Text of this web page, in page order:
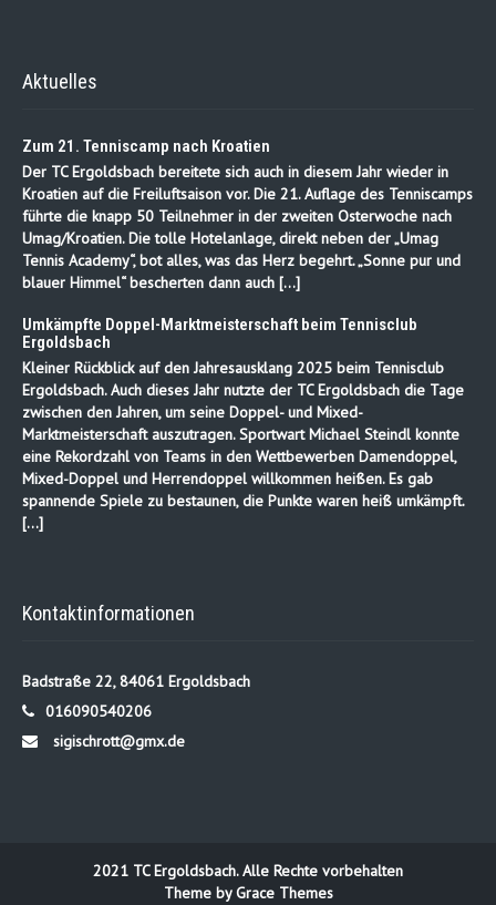
Aktuelles
Zum 21. Tenniscamp nach Kroatien
Der TC Ergoldsbach bereitete sich auch in diesem Jahr wieder in
Kroatien auf die Freiluftsaison vor. Die 21. Auflage des Tenniscamps
führte die knapp 50 Teilnehmer in der zweiten Osterwoche nach
Umag/Kroatien. Die tolle Hotelanlage, direkt neben der „Umag
Tennis Academy“, bot alles, was das Herz begehrt. „Sonne pur und
blauer Himmel“ bescherten dann auch […]
Umkämpfte Doppel-Marktmeisterschaft beim Tennisclub
Ergoldsbach
Kleiner Rückblick auf den Jahresausklang 2025 beim Tennisclub
Ergoldsbach. Auch dieses Jahr nutzte der TC Ergoldsbach die Tage
zwischen den Jahren, um seine Doppel- und Mixed-
Marktmeisterschaft auszutragen. Sportwart Michael Steindl konnte
eine Rekordzahl von Teams in den Wettbewerben Damendoppel,
Mixed-Doppel und Herrendoppel willkommen heißen. Es gab
spannende Spiele zu bestaunen, die Punkte waren heiß umkämpft.
[…]
Kontaktinformationen
Badstraße 22, 84061 Ergoldsbach
016090540206
sigischrott@gmx.de
2021 TC Ergoldsbach. Alle Rechte vorbehalten
Theme by Grace Themes